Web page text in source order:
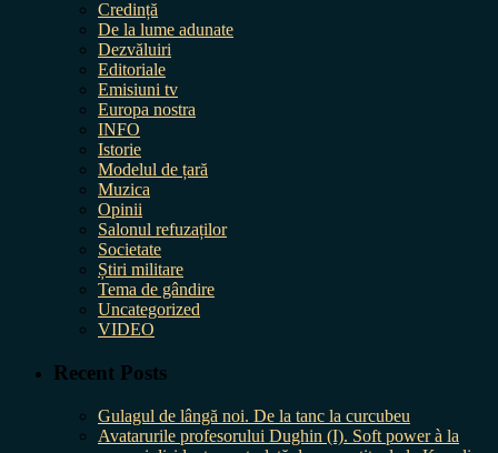
Credință
De la lume adunate
Dezvăluiri
Editoriale
Emisiuni tv
Europa nostra
INFO
Istorie
Modelul de țară
Muzica
Opinii
Salonul refuzaților
Societate
Știri militare
Tema de gândire
Uncategorized
VIDEO
Recent Posts
Gulagul de lângă noi. De la tanc la curcubeu
Avatarurile profesorului Dughin (I). Soft power à la